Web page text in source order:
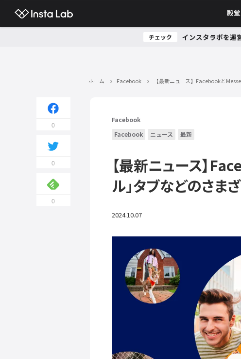
殿
チェック インスタラボを運
ホーム Facebook 【最新ニュース】Facebookと
0
0
0
Facebook
Facebook
ニュース 最新
【最新ニュース】
ル」タブなどのさま
2024.10.07